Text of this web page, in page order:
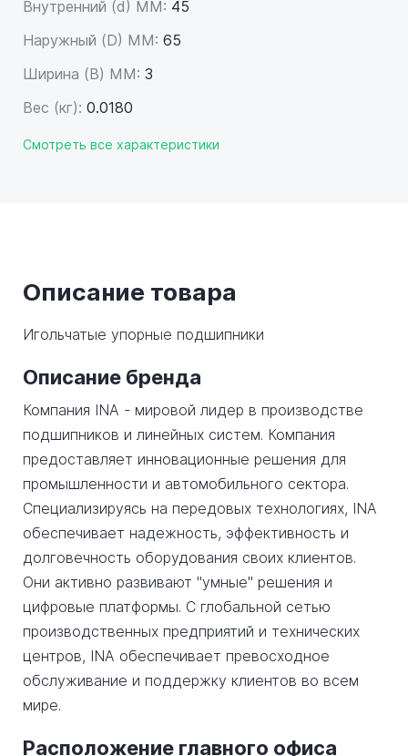
Внутренний (d) ММ: 45
Наружный (D) ММ: 65
Ширина (B) MM: 3
Вес (кг): 0.0180
Смотреть все характеристики
Описание товара
Игольчатые упорные подшипники
Описание бренда
Компания INA - мировой лидер в производстве
подшипников и линейных систем. Компания
предоставляет инновационные решения для
промышленности и автомобильного сектора.
Специализируясь на передовых технологиях, INA
обеспечивает надежность, эффективность и
долговечность оборудования своих клиентов.
Они активно развивают "умные" решения и
цифровые платформы. С глобальной сетью
производственных предприятий и технических
центров, INA обеспечивает превосходное
обслуживание и поддержку клиентов во всем
мире.
Расположение главного офиса